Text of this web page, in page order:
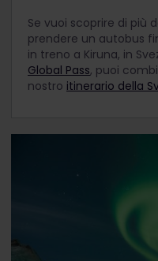
Se vuoi scoprire di più
prendere un autobus
in treno a Kiruna, in
Global Pass, puoi
nostro itinerario della